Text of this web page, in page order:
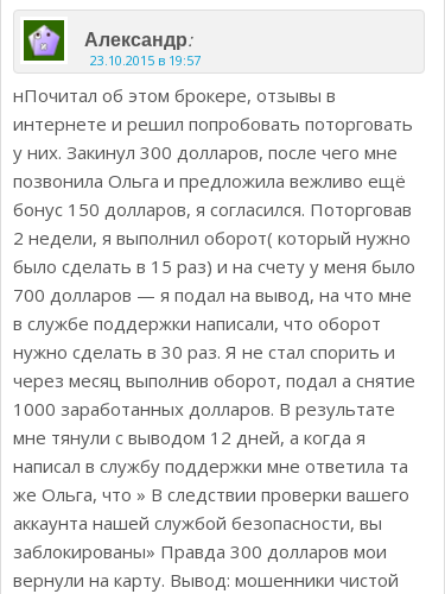
Александр:
23.10.2015 в 19:57
нПочитал об этом брокере, отзывы в
интернете и решил попробовать поторговать
у них. Закинул 300 долларов, после чего мне
позвонила Ольга и предложила вежливо ещё
бонус 150 долларов, я согласился. Поторговав
2 недели, я выполнил оборот( который нужно
было сделать в 15 раз) и на счету у меня было
700 долларов — я подал на вывод, на что мне
в службе поддержки написали, что оборот
нужно сделать в 30 раз. Я не стал спорить и
через месяц выполнив оборот, подал а снятие
1000 заработанных долларов. В результате
мне тянули с выводом 12 дней, а когда я
написал в службу поддержки мне ответила та
же Ольга, что » В следствии проверки вашего
аккаунта нашей службой безопасности, вы
заблокированы» Правда 300 долларов мои
вернули на карту. Вывод: мошенники чистой